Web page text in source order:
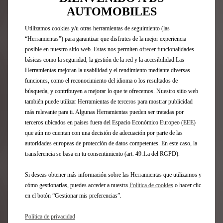
Viaje sin límites
Confíe en una amplia red de puntos de recarga públicos
en toda Europa.
Estación de carga privada o en el lugar de trabajo
punto de recarga privado también permite a los
empleados cargar su coche eléctrico de forma rápida y
segura durante sus horas de trabajo.
AUTOMOBILES
Utilizamos cookies y/u otras herramientas de seguimiento (las
“Herramientas”) para garantizar que disfrutes de la mejor experiencia
posible en nuestro sitio web. Estas nos permiten ofrecer funcionalidades
básicas como la seguridad, la gestión de la red y la accesibilidad.Las
Herramientas mejoran la usabilidad y el rendimiento mediante diversas
funciones, como el reconocimiento del idioma o los resultados de
búsqueda, y contribuyen a mejorar lo que te ofrecemos. Nuestro sitio web
también puede utilizar Herramientas de terceros para mostrar publicidad
más relevante para ti. Algunas Herramientas pueden ser tratadas por
terceros ubicados en países fuera del Espacio Económico Europeo (EEE)
que aún no cuentan con una decisión de adecuación por parte de las
autoridades europeas de protección de datos competentes. En este caso, la
transferencia se basa en tu consentimiento (art. 49.1.a del RGPD).
Si deseas obtener más información sobre las Herramientas que utilizamos y
cómo gestionarlas, puedes acceder a nuestra Política de cookies o hacer clic
en el botón “Gestionar mis preferencias”.
Política de privacidad